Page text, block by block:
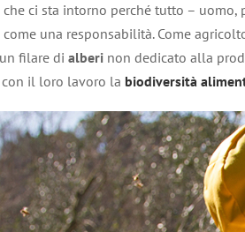
ci sta intorno perché tutto – uomo,
una responsabilità. Come
filare di alberi non dedicato alla
con il loro lavoro la biodiversità